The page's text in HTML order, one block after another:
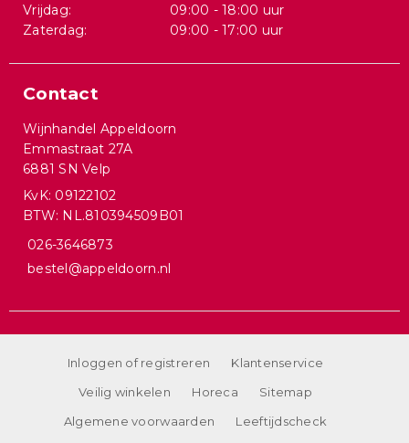
Vrijdag:
09:00 - 18:00 uur
Zaterdag:
09:00 - 17:00 uur
Contact
Wijnhandel Appeldoorn
Emmastraat 27A
6881 SN Velp
KvK: 09122102
BTW: NL.810394509B01
026-3646873
bestel@appeldoorn.nl
Inloggen of registreren
Klantenservice
Veilig winkelen
Horeca
Sitemap
Algemene voorwaarden
Leeftijdscheck